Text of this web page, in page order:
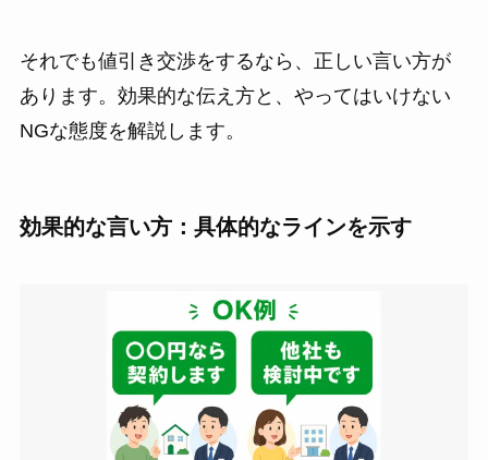
それでも値引き交渉をするなら、正しい言い方が
あります。効果的な伝え方と、やってはいけない
NGな態度を解説します。
効果的な言い方：具体的なラインを示す